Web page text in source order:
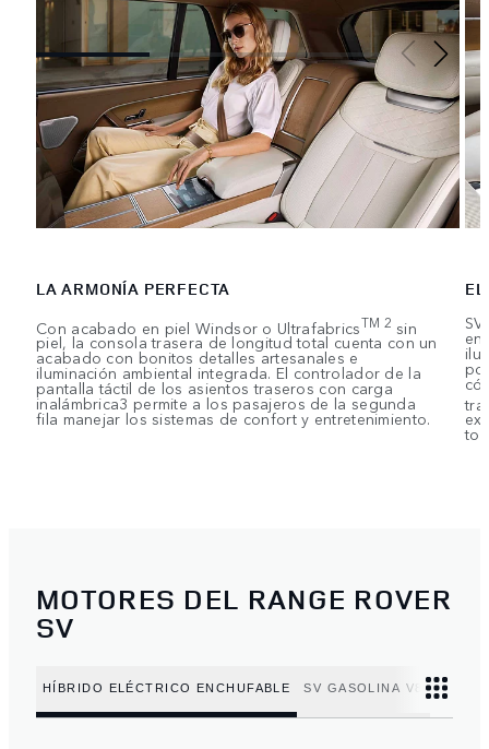
LA ARMONÍA PERFECTA
Con acabado en piel Windsor o UltrafabricsTM 2 sin
piel, la consola trasera de longitud total cuenta con un
acabado con bonitos detalles artesanales e
iluminación ambiental integrada. El controlador de la
pantalla táctil de los asientos traseros con carga
inalámbrica3 permite a los pasajeros de la segunda
fila manejar los sistemas de confort y entretenimiento.
en
MOTORES DEL RANGE ROVER
SV
HÍBRIDO ELÉCTRICO ENCHUFABLE SV GASOLINA V8